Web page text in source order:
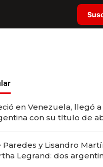
en Venezuela, llegó a
con su título de
"fast premium"
Paredes y Lisandro
Legrand: dos